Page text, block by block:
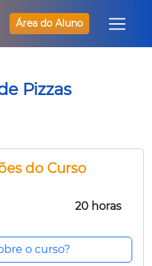
Área do Aluno
Pizzas
do Curso
20 horas
o curso?